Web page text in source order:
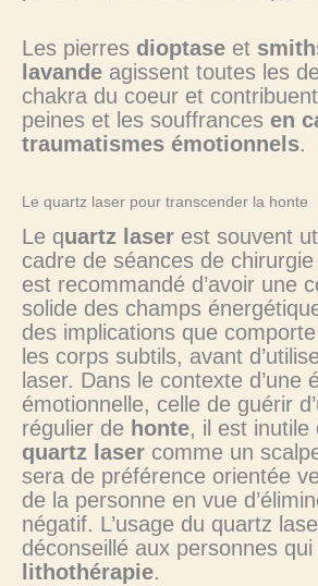
Les pierres dioptase et
lavande agissent toutes les
chakra du coeur et
peines et les souffrances en
traumatismes émotionnels.
Le quartz laser pour transcender la honte
Le quartz laser est souvent
cadre de séances de chirurgie
est recommandé d’avoir une
solide des champs
des implications que
les corps subtils, avant
laser. Dans le contexte d’une
émotionnelle, celle de guérir
régulier de honte, il est inutile
quartz laser comme un
sera de préférence orientée
de la personne en vue
négatif. L’usage du quartz
déconseillé aux personnes
lithothérapie.